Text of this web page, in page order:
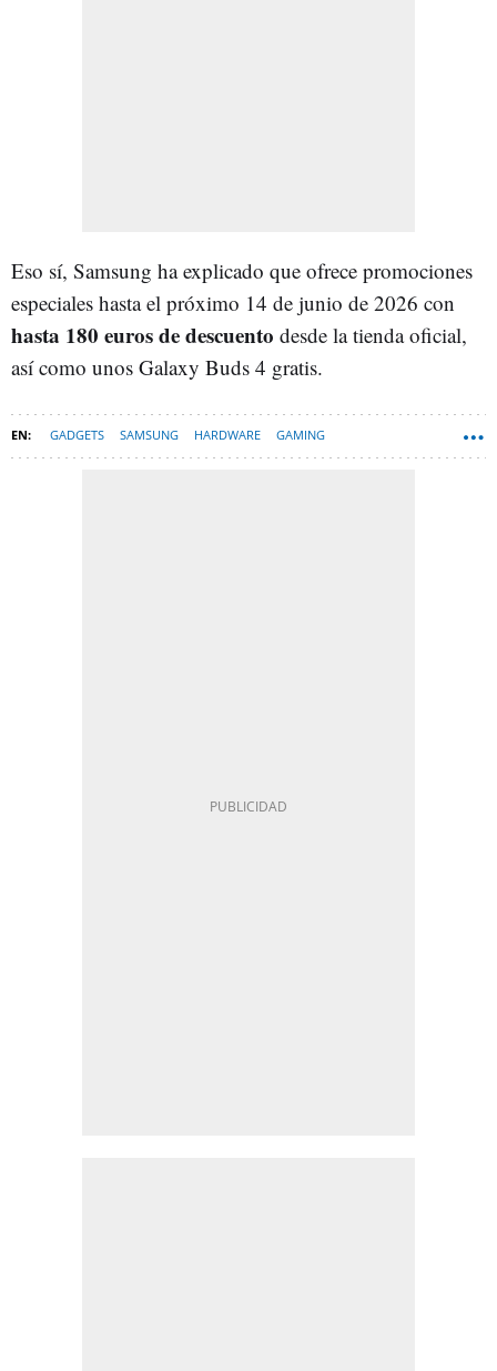
Eso sí, Samsung ha explicado que ofrece promociones
especiales hasta el próximo 14 de junio de 2026 con
hasta 180 euros de descuento desde la tienda oficial,
así como unos Galaxy Buds 4 gratis.
GADGETS SAMSUNG HARDWARE GAMING